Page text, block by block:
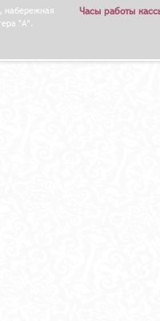
набережная
"А".
Часы работы